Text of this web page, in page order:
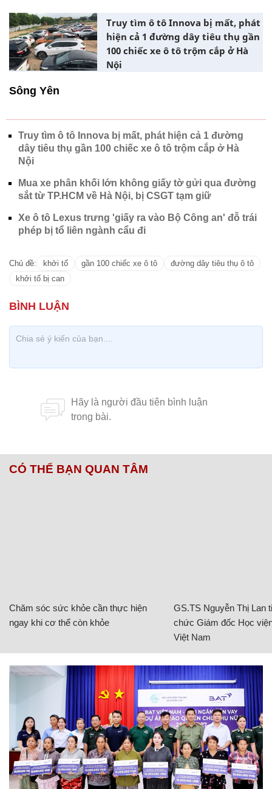
Truy tìm ô tô Innova bị mất, phát
hiện cả 1 đường dây tiêu thụ gần
100 chiếc xe ô tô trộm cắp ở Hà
Nội
Sông Yên
Truy tìm ô tô Innova bị mất, phát hiện cả 1 đường
dây tiêu thụ gần 100 chiếc xe ô tô trộm cắp ở Hà
Nội
Mua xe phân khối lớn không giấy tờ gửi qua đường
sắt từ TP.HCM về Hà Nội, bị CSGT tạm giữ
Xe ô tô Lexus trưng 'giấy ra vào Bộ Công an' đỗ trái
phép bị tổ liên ngành cẩu đi
Chủ đề: khởi tố gần 100 chiếc xe ô tô
đường dây tiêu thụ ô tô
khởi tố bị can
CÓ THỂ BẠN QUAN TÂM
Chăm sóc sức khỏe cần thực hiện
ngay khi cơ thể còn khỏe
GS.TS Nguyễn Thị Lan
chức Giám đốc Học
Việt Nam